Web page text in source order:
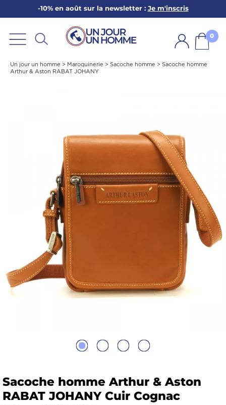
-10% en août sur la newsletter : Je m'inscris
0
Un jour un homme > Maroquinerie > Sacoche homme > Sacoche homme
Arthur & Aston RABAT JOHANY
Sacoche homme Arthur & Aston
RABAT JOHANY Cuir Cognac